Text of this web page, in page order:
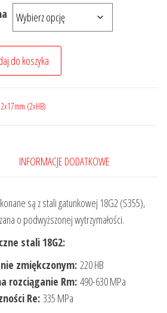
do koszyka
2x17mm (2xHB)
INFORMACJE DODATKOWE
są z stali gatunkowej 18G2 (S355),
o podwyższonej wytrzymałości.
stali 18G2:
zmiękczonym: 220 HB
rozciąganie Rm: 490-630 MPa
Re: 335 MPa